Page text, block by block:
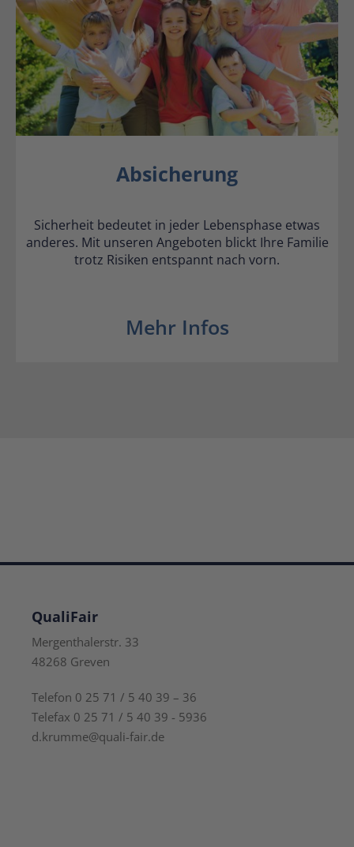
Absicherung
Sicherheit bedeutet in jeder Lebensphase etwas
anderes. Mit unseren Angeboten blickt Ihre Familie
trotz Risiken entspannt nach vorn.
Mehr Infos
QualiFair
Mergenthalerstr. 33
48268 Greven
Telefon 0 25 71 / 5 40 39 – 36
Telefax 0 25 71 / 5 40 39 - 5936
d.krumme@quali-fair.de